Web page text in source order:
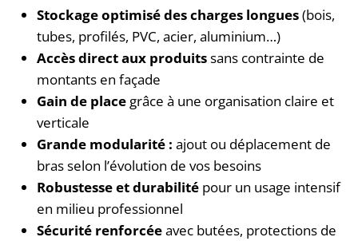
Stockage optimisé des charges longues(bois,
tubes, profilés, PVC, acier, aluminium…)
Accès direct aux produitssans contrainte de
montants en façade
Gain de placegrâce à une organisation claire et
verticale
Grande modularité : ajout ou déplacement de
bras selon l’évolution de vos besoins
Robustesse et durabilitépour un usage intensif
en milieu professionnel
Sécurité renforcéeavec butées, protections de